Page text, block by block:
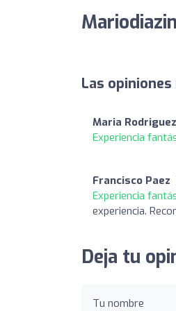
Las
Maria Rodriguez
Experiencia
Francisco Paez
Experiencia
experiencia.
Deja tu
Tu nombre